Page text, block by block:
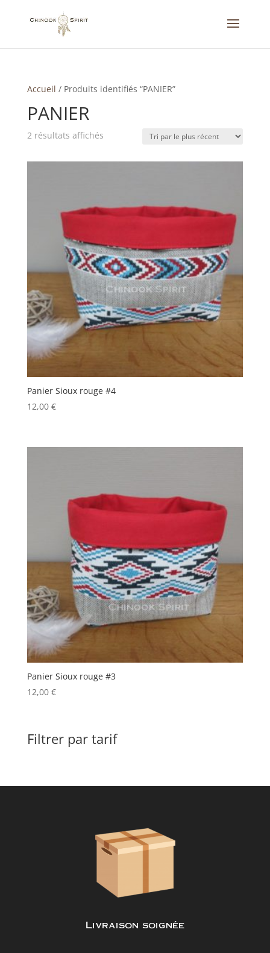
Accueil / Produits identifiés “PANIER”
PANIER
2 résultats affichésTrié
plus
plus
ancien
Panier Sioux rouge #4
12,00 €
Panier Sioux rouge #3
12,00 €
Filtrer par tarif
Livraison soignée